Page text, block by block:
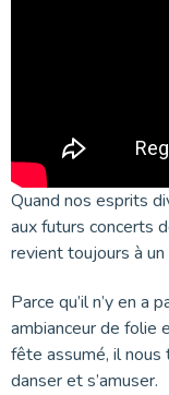
Quand nos esprits
aux futurs concerts
revient toujours à
Parce qu’il n’y en a
ambianceur de folie
fête assumé, il
danser et s’amuser.